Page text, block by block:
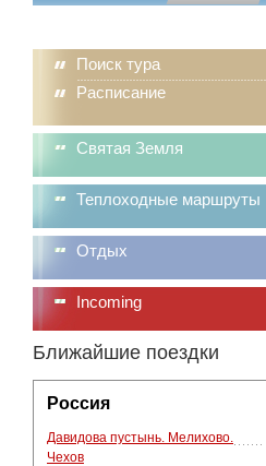
Поиск тура
Расписание
Святая Земля
Теплоходные маршруты
Отдых
Incoming
Ближайшие поездки
Россия
Давидова пустынь. Мелихово.
Чехов